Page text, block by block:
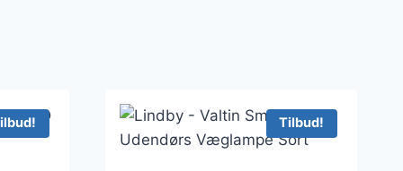
Tilbud!